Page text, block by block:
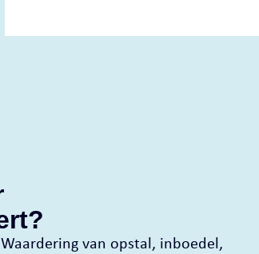
van opstal, inboedel,